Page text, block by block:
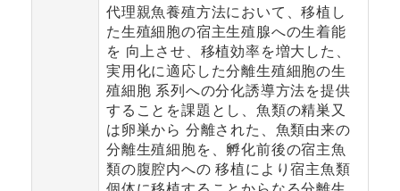
代理親魚養殖方法において、移植し
た生殖細胞の宿主生殖腺への生着能
を 向上させ、移植効率を増大した、
実用化に適応した分離生殖細胞の生
殖細胞 系列への分化誘導方法を提供
することを課題とし、魚類の精巣又
は卵巣から 分離された、魚類由来の
分離生殖細胞を、孵化前後の宿主魚
類の腹腔内への 移植により宿主魚類